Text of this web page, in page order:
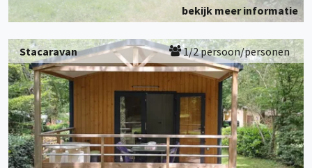
bekijk meer informatie
Stacaravan 1/2 persoon/personen